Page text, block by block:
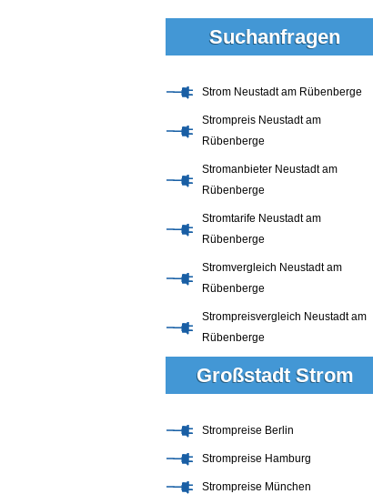
Suchanfragen
Strom Neustadt am Rübenberge
Strompreis Neustadt am
Rübenberge
Stromanbieter Neustadt am
Rübenberge
Stromtarife Neustadt am
Rübenberge
Stromvergleich Neustadt am
Rübenberge
Strompreisvergleich Neustadt am
Rübenberge
Großstadt Strom
Strompreise Berlin
Strompreise Hamburg
Strompreise München